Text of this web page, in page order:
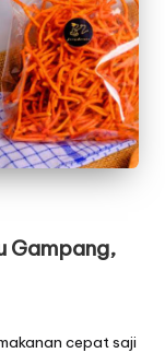
Gampang,
cepat saji